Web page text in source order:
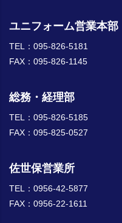
ユニフォーム営業本部
TEL：095-826-5181
FAX：095-826-1145
総務・経理部
TEL：095-826-5185
FAX：095-825-0527
佐世保営業所
TEL：0956-42-5877
FAX：0956-22-1611